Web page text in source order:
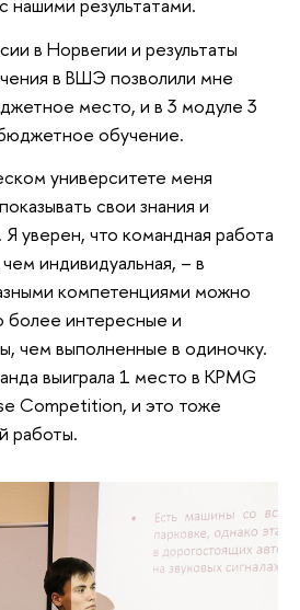
в Норвегии и результаты
в ВШЭ позволили мне
место, и в 3 модуле 3
обучение.
университете меня
свои знания и
уверен, что командная работа
индивидуальная, – в
компетенциями можно
более интересные и
чем выполненные в одиночку.
выиграла 1 место в KPMG
Competition, и это тоже
работы.